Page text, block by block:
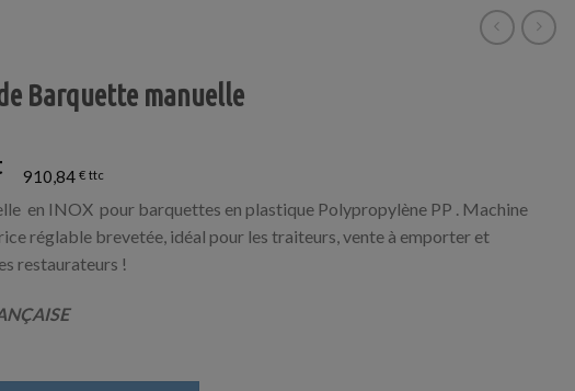
Barquette manuelle
910,84 €
en INOX pour barquettes en plastique Polypropylène PP . Machine
réglable brevetée, idéal pour les traiteurs, vente à emporter et
restaurateurs !